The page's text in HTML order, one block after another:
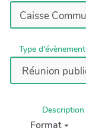
Type d'évènement
Description
Format